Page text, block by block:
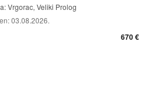
Vrgorac, Veliki Prolog
03.08.2026.
670 €